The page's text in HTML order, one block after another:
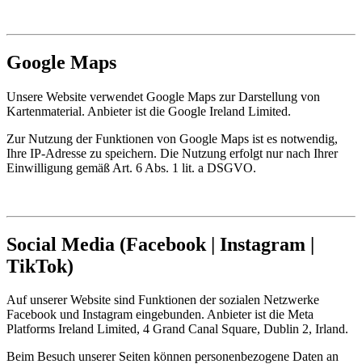
Google Maps
Unsere Website verwendet Google Maps zur Darstellung von
Kartenmaterial. Anbieter ist die Google Ireland Limited.
Zur Nutzung der Funktionen von Google Maps ist es notwendig,
Ihre IP-Adresse zu speichern. Die Nutzung erfolgt nur nach Ihrer
Einwilligung gemäß Art. 6 Abs. 1 lit. a DSGVO.
Social Media (Facebook | Instagram |
TikTok)
Auf unserer Website sind Funktionen der sozialen Netzwerke
Facebook und Instagram eingebunden. Anbieter ist die Meta
Platforms Ireland Limited, 4 Grand Canal Square, Dublin 2, Irland.
Beim Besuch unserer Seiten können personenbezogene Daten an